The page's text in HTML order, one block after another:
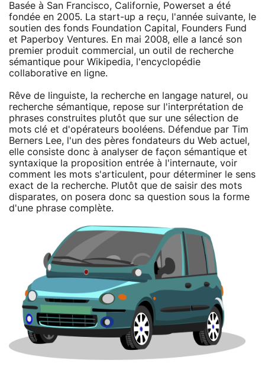
Basée à San Francisco, Californie, Powerset a été
fondée en 2005. La start-up a reçu, l'année suivante, le
soutien des fonds Foundation Capital, Founders Fund
et Paperboy Ventures. En mai 2008, elle a lancé son
premier produit commercial, un outil de recherche
sémantique pour Wikipedia, l'encyclopédie
collaborative en ligne.
Rêve de linguiste, la recherche en langage naturel, ou
recherche sémantique, repose sur l'interprétation de
phrases construites plutôt que sur une sélection de
mots clé et d'opérateurs booléens. Défendue par Tim
Berners Lee, l'un des pères fondateurs du Web actuel,
elle consiste donc à analyser de façon sémantique et
syntaxique la proposition entrée à l'internaute, voir
comment les mots s'articulent, pour déterminer le sens
exact de la recherche. Plutôt que de saisir des mots
disparates, on posera donc sa question sous la forme
d'une phrase complète.